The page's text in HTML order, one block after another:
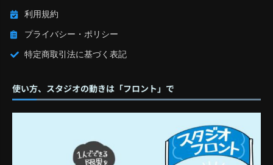
利用規約
プライバシー・ポリシー
特定商取引法に基づく表記
使い方、スタジオの動きは「フロント」で